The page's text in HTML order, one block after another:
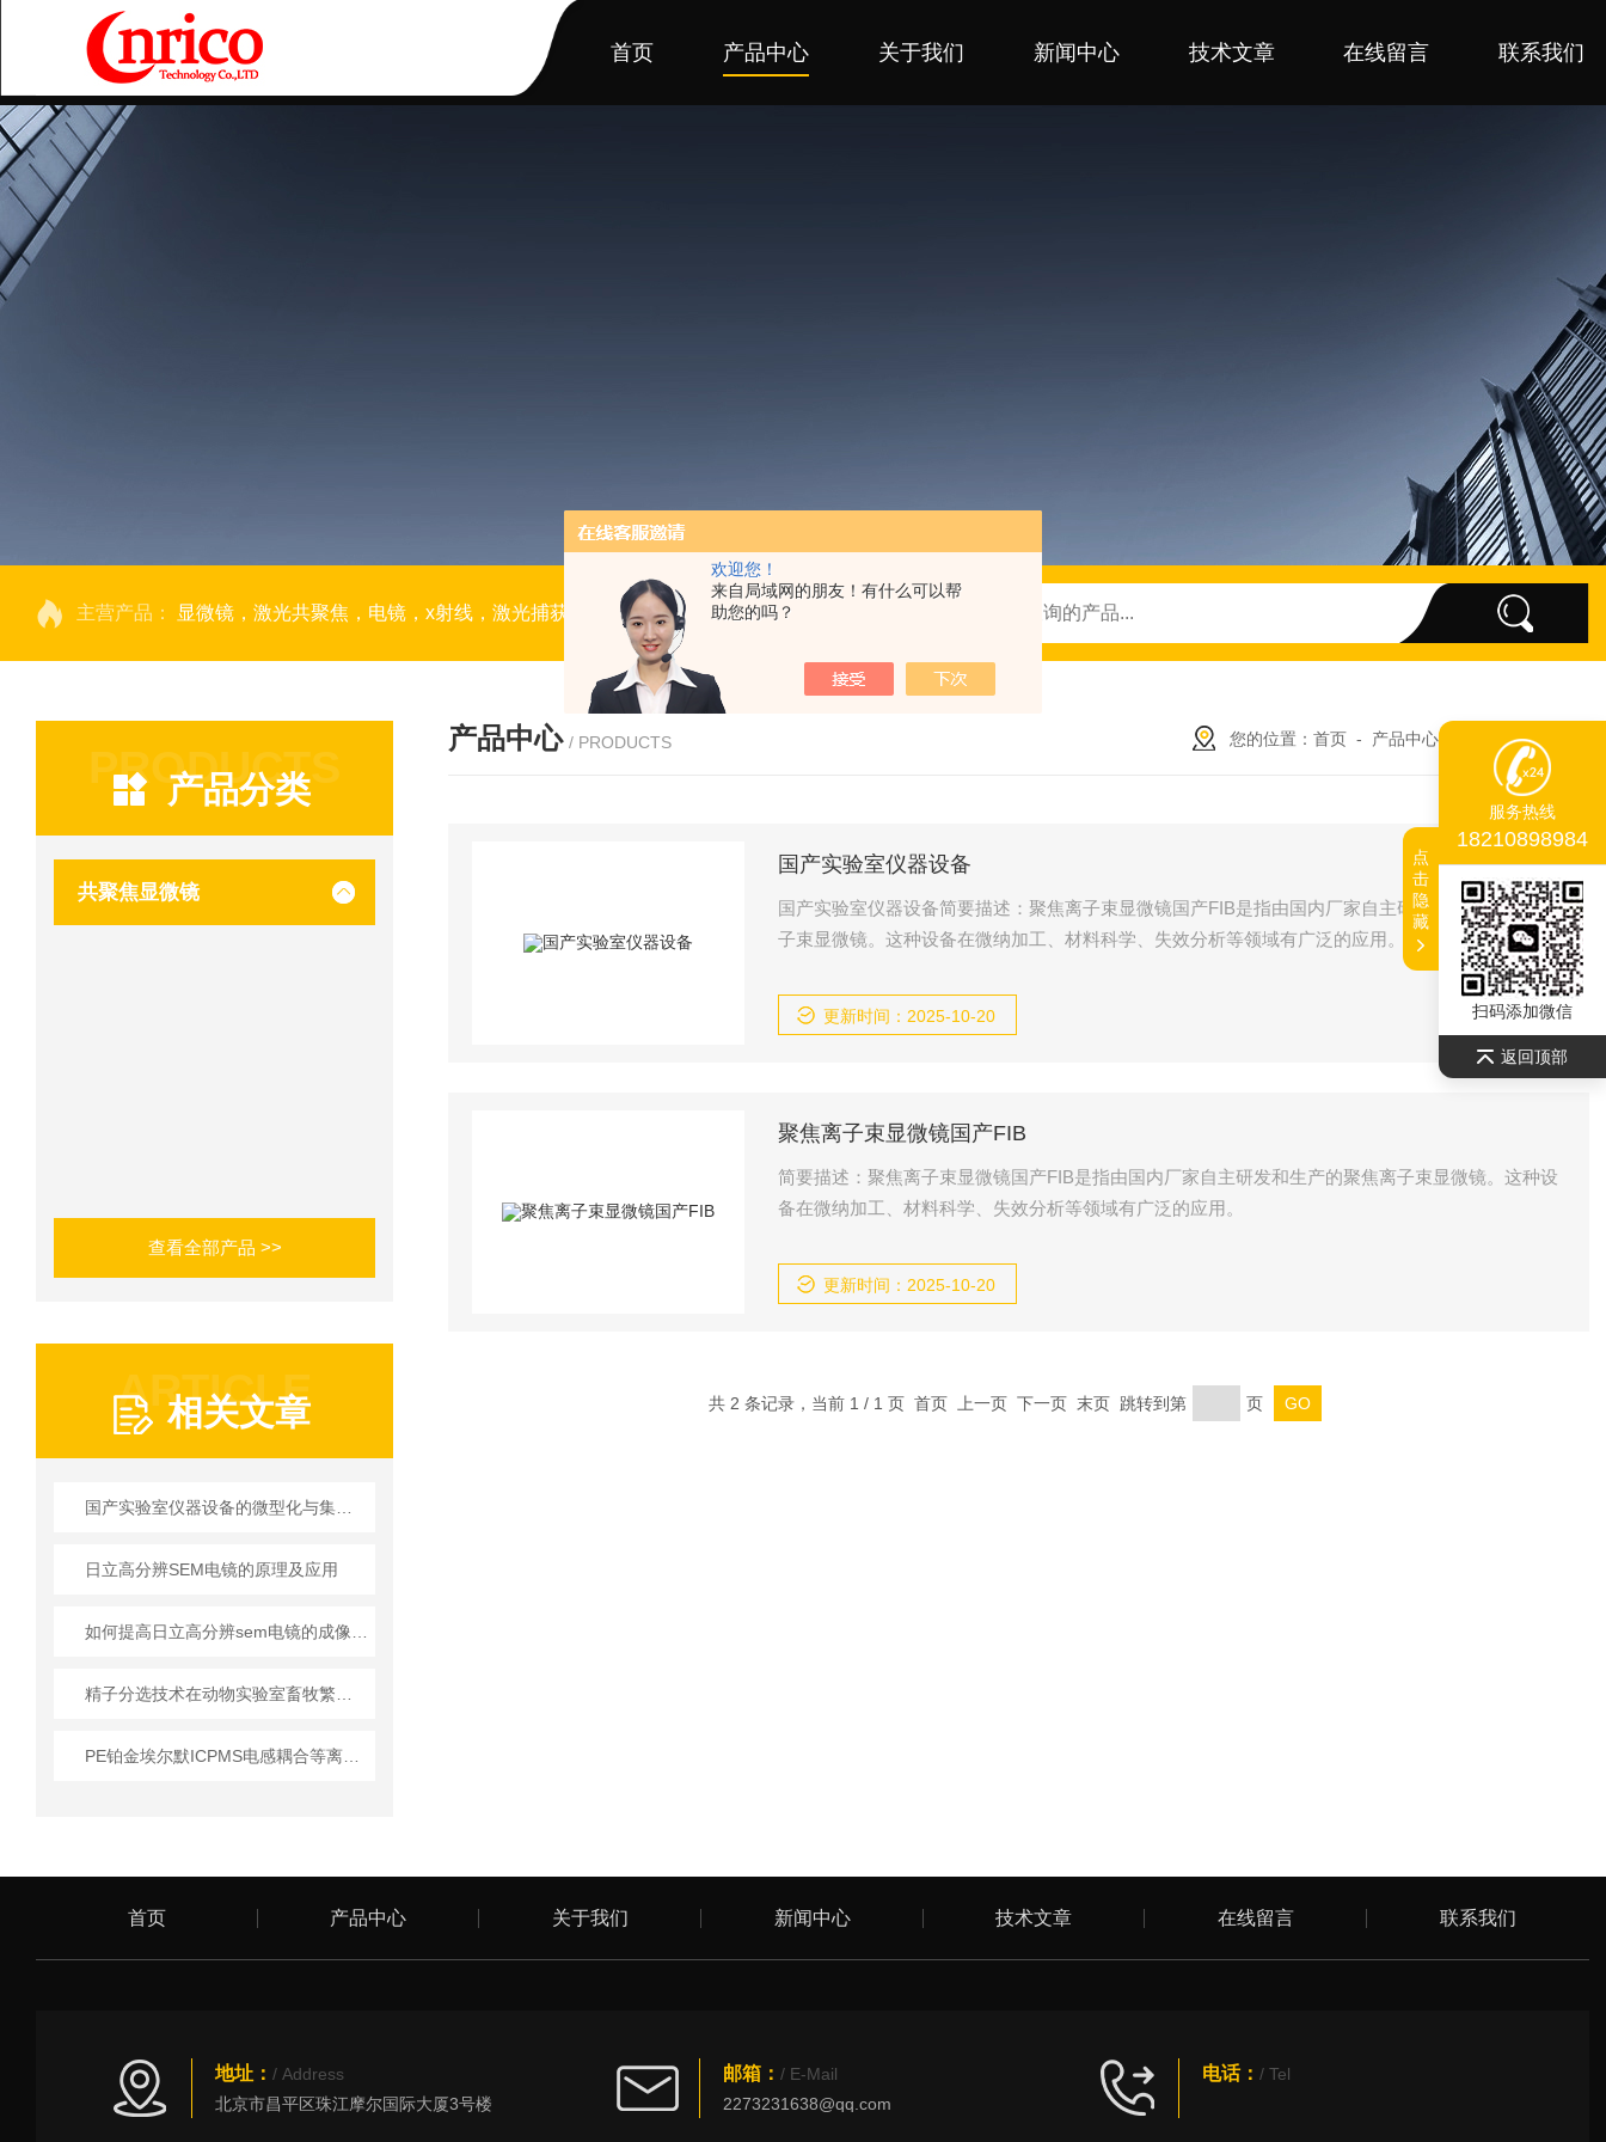
欢迎您！
来自局域网的朋友！有什么可以帮
助您的吗？
首页 产品中心 关于我们 新闻中心 技术文章 在线留言 联系我们
主营产品： 显微镜，激光共聚焦，电镜，x射线，激光捕获显微切割，荧光成像系统，DNA/RNA合成仪，半导体行业仪器设备，生命科学仪器，光刻机，
PRODUCTS
产品分类
共聚焦显微镜
查看全部产品 >>
ARTICLE
相关文章
日立高分辨SEM电镜的原理及应用
产品中心 / PRODUCTS 您的位置： 首页 - 产品中心- 共聚焦显微镜
国产实验室仪器设备
国产实验室仪器设备简要描述：聚焦离子束显微镜国产FIB是指由国内厂家自主研发和生产的聚焦离
子束显微镜。这种设备在微纳加工、材料科学、失效分析等领域有广泛的应用。
更新时间：2025-10-20
聚焦离子束显微镜国产FIB
简要描述：聚焦离子束显微镜国产FIB是指由国内厂家自主研发和生产的聚焦离子束显微镜。这种设
备在微纳加工、材料科学、失效分析等领域有广泛的应用。
更新时间：2025-10-20
共 2 条记录，当前 1 / 1 页 首页 上一页 下一页 末页 跳转到第 页
首页 产品中心 关于我们 新闻中心 技术文章 在线留言 联系我们
地址： / Address
北京市昌平区珠江摩尔国际大厦3号楼
邮箱： / E-Mail
2273231638@qq.com
电话： / Tel
服务热线
18210898984
扫码添加微信
返回顶部
点
击
隐
藏